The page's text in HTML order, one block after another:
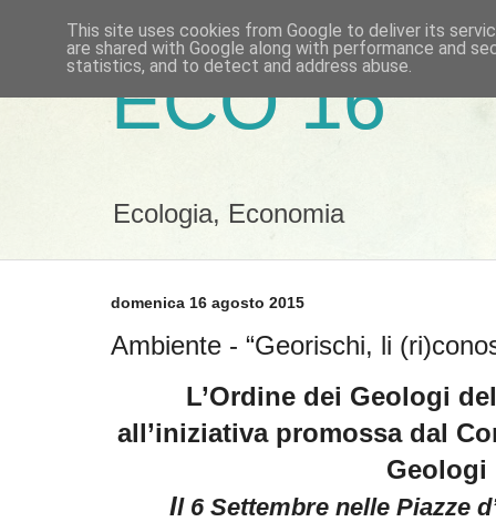
ECO 16
Ecologia, Economia
domenica 16 agosto 2015
Ambiente - “Georischi, li
L’Ordine dei Geologi
all’iniziativa promossa dal
Geologi
Il 6 Settembre nelle Piazze
This site uses cookies from Google to deliver its
are shared with Google along with performance and
statistics, and to detect and address abuse.